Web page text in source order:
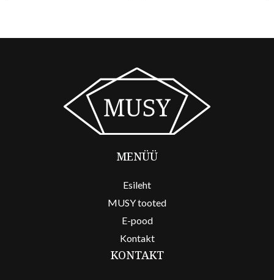
MENÜÜ
Esileht
MUSY tooted
E-pood
Kontakt
KONTAKT